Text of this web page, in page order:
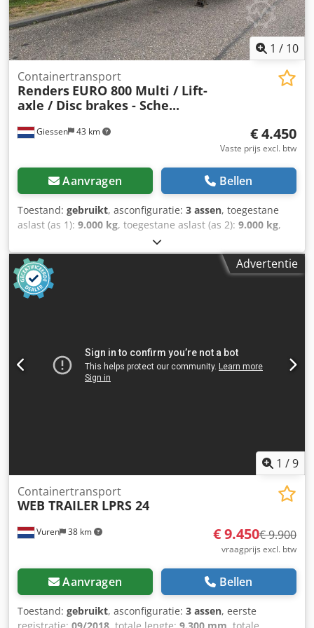
Kenteken: 67-WN-FV Aanvullende informatie Neem contact
op met Arie voor meer informatie. = Verdere opties en
accessoires = - Draaikoppelingen = Opmerkingen = Pacton
AXC330 / Containerchassis aanhanger / BPW +
trommelremmen
1 / 10
Giessen 43 km
Containertransport
Renders EURO 800 Multi / Lift-
axle / Disc brakes - Sche...
€ 4.450
Vaste prijs excl. btw
Aanvragen Bellen
Toestand: gebruikt, asconfiguratie: 3 assen, toegestane
aslast (as 1): 9.000 kg, toegestane aslast (as 2): 9.000 kg,
9.000 kg
04/2003, ophanging:lucht, bandenmaten:385/65, kleur:
overig, Bouwjaar:
, = Aanvullende
opties en accessoires = - Liftas - Luchtvering
Dcedpfezbmqkjx Ah Ujk - Schijfremmen = Meer informatie
GVW: 39.000 kg
Advertentie
1 /9
Vuren 38 km
Containertransport
WEB TRAILER LPRS 24
€ 9.450€ 9.900
vraagprijs excl. btw
Aanvragen Bellen
Toestand: gebruikt, asconfiguratie: 3 assen, eerste